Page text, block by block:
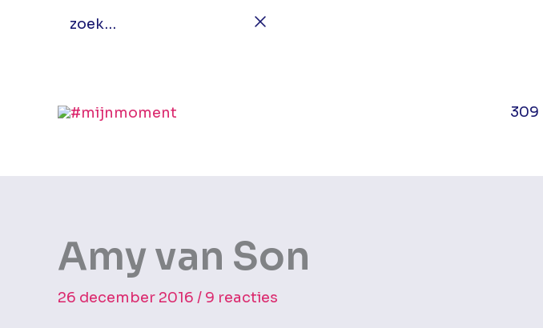
309
Amy van Son
26 december 2016 / 9 reacties